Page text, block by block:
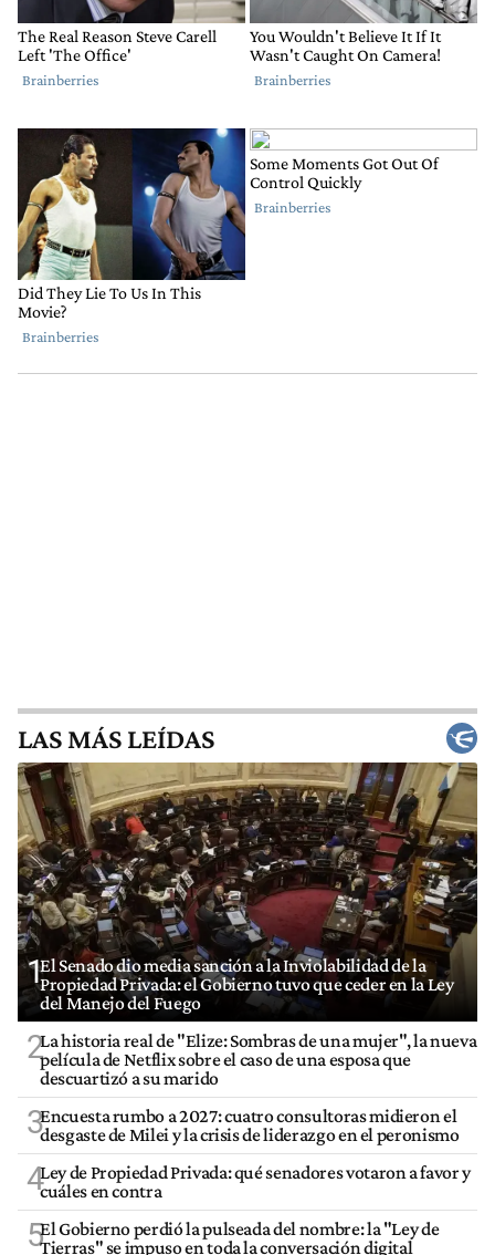
LAS MÁS LEÍDAS
1El Senado dio media sanción a la Inviolabilidad de la
Propiedad Privada: el Gobierno tuvo que ceder en la Ley
del Manejo del Fuego
2La historia real de "Elize: Sombras de una mujer", la nueva
película de Netflix sobre el caso de una esposa que
descuartizó a su marido
3Encuesta rumbo a 2027: cuatro consultoras midieron el
desgaste de Milei y la crisis de liderazgo en el peronismo
4Ley de Propiedad Privada: qué senadores votaron a favor y
cuáles en contra
5El Gobierno perdió la pulseada del nombre: la "Ley de
Tierras" se impuso en toda la conversación digital